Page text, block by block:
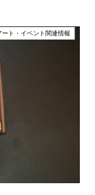
ート・イベント関連情報